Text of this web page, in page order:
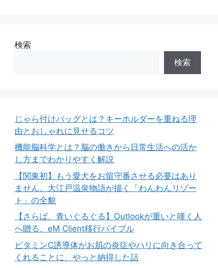
検索
検索
じゃら付けバッグとは？キーホルダーを重ねる理
由とおしゃれに見せるコツ
機能脳科学とは？脳の働きから日常生活への活か
し方までわかりやすく解説
【関東初】もう愛犬をお留守番させる必要はあり
ません。大江戸温泉物語が描く「わんわんリゾー
ト」の全貌
【さらば、青いぐるぐる】Outlookが重いと嘆く人
へ贈る、eM Client移行バイブル
ビタミンC誘導体がお肌の炎症やハリに向き合って
くれることに、やっと納得した話